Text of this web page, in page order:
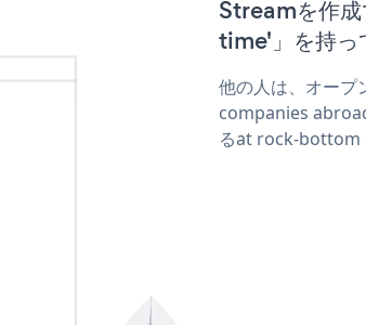
Streamを作
time'」を持っ
他の人は、オープ
companies
るat rock-bottom